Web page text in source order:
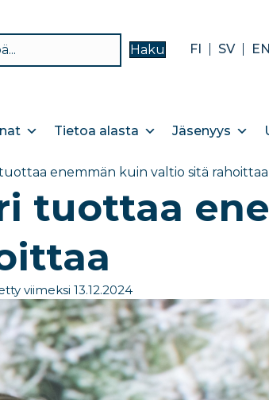
Haku FI SV
Tietoa alasta Jäsenyys
enemmän kuin valtio sitä rahoittaa
tuottaa
viimeksi 13.12.2024